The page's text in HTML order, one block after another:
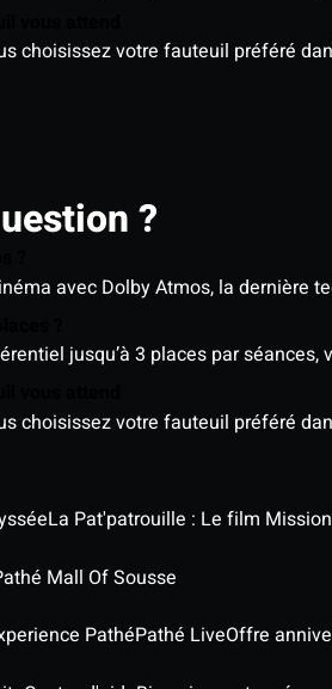
choisissez votre fauteuil préféré
?
avec Dolby Atmos, la
jusqu’à 3 places par
choisissez votre fauteuil préféré
La Pat'patrouille : Le film
Mall Of Sousse
PathéPathé LiveOffre